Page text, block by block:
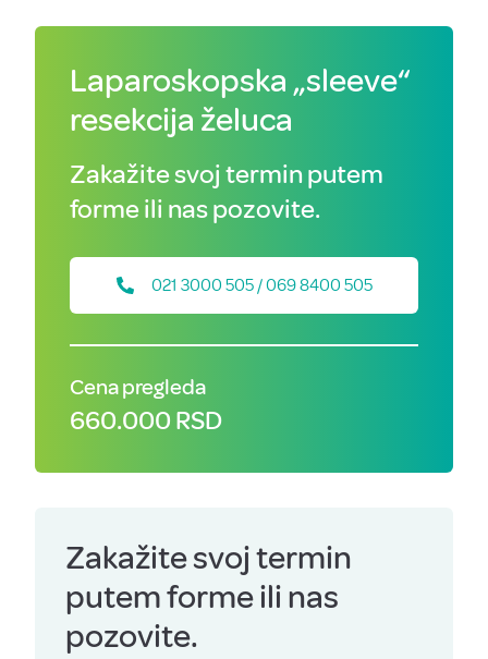
Laparoskopska „sleeve“
resekcija želuca
Zakažite svoj termin putem
forme ili nas pozovite.
021 3000 505 / 069 8400 505
Cena pregleda
660.000 RSD
Zakažite svoj termin
putem forme ili nas
pozovite.